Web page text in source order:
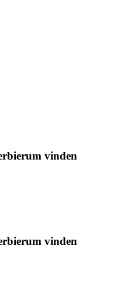
vinden
vinden